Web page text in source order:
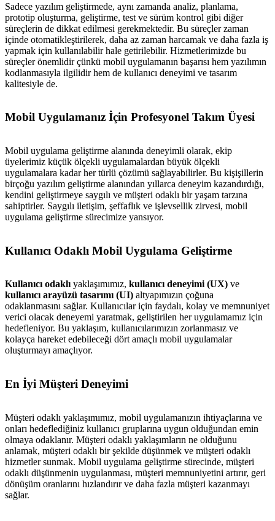
Sadece yazılım geliştirmede, aynı zamanda analiz, planlama,
prototip oluşturma, geliştirme, test ve sürüm kontrol gibi diğer
süreçlerin de dikkat edilmesi gerekmektedir. Bu süreçler zaman
içinde otomatikleştirilerek, daha az zaman harcamak ve daha fazla iş
yapmak için kullanılabilir hale getirilebilir. Hizmetlerimizde bu
süreçler önemlidir çünkü mobil uygulamanın başarısı hem yazılımın
kodlanmasıyla ilgilidir hem de kullanıcı deneyimi ve tasarım
kalitesiyle de.
Mobil Uygulamanız İçin Profesyonel Takım Üyesi
Mobil uygulama geliştirme alanında deneyimli olarak, ekip
üyelerimiz küçük ölçekli uygulamalardan büyük ölçekli
uygulamalara kadar her türlü çözümü sağlayabilirler. Bu kişişillerin
birçoğu yazılım geliştirme alanından yıllarca deneyim kazandırdığı,
kendini geliştirmeye saygılı ve müşteri odaklı bir yaşam tarzına
sahiptirler. Saygılı iletişim, şeffaflık ve işlevsellik zirvesi, mobil
uygulama geliştirme sürecimize yansıyor.
Kullanıcı Odaklı Mobil Uygulama Geliştirme
Kullanıcı odaklı yaklaşımımız, kullanıcı deneyimi (UX) ve
kullanıcı arayüzü tasarımı (UI) altyapımızın çoğuna
odaklanmasını sağlar. Kullanıcılar için faydalı, kolay ve memnuniyet
verici olacak deneyemi yaratmak, geliştirilen her uygulamamız için
hedefleniyor. Bu yaklaşım, kullanıcılarımızın zorlanmasız ve
kolayça hareket edebileceği dört amaçlı mobil uygulamalar
oluşturmayı amaçlıyor.
En İyi Müşteri Deneyimi
Müşteri odaklı yaklaşımımız, mobil uygulamanızın ihtiyaçlarına ve
onları hedeflediğiniz kullanıcı gruplarına uygun olduğundan emin
olmaya odaklanır. Müşteri odaklı yaklaşımların ne olduğunu
anlamak, müşteri odaklı bir şekilde düşünmek ve müşteri odaklı
hizmetler sunmak. Mobil uygulama geliştirme sürecinde, müşteri
odaklı düşünmenin uygulanması, müşteri memnuniyetini artırır, geri
dönüşüm oranlarını hızlandırır ve daha fazla müşteri kazanmayı
sağlar.